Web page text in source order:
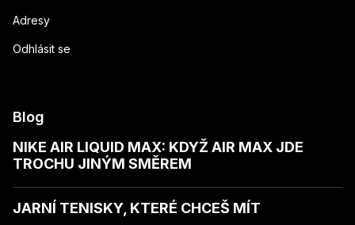
Adresy
Odhlásit se
Blog
NIKE AIR LIQUID MAX: KDYŽ AIR MAX JDE
TROCHU JINÝM SMĚREM
JARNÍ TENISKY, KTERÉ CHCEŠ MÍT